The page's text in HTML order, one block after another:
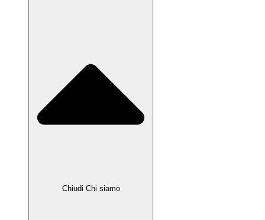
Chiudi Chi siamo